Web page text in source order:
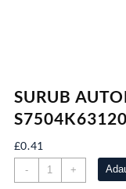
SURUB
S7504K63120
£0.41
-
Cantitate
SURUB
+